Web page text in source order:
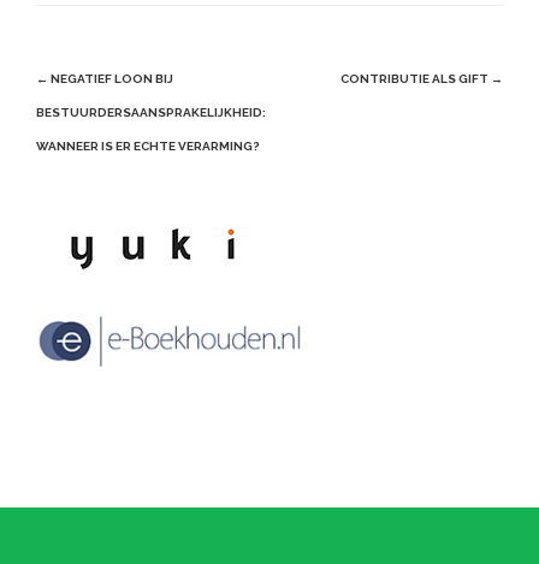
Post
navigation
← NEGATIEF LOON BIJ
BESTUURDERSAANSPRAKELIJKHEID:
WANNEER IS ER ECHTE VERARMING?
CONTRIBUTIE ALS GIFT →